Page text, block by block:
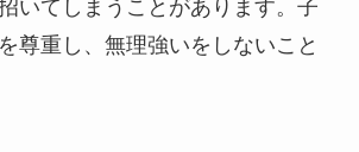
いてしまうことがあります。子
尊重し、無理強いをしないこと